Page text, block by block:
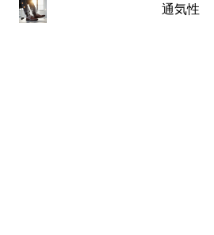
通気性